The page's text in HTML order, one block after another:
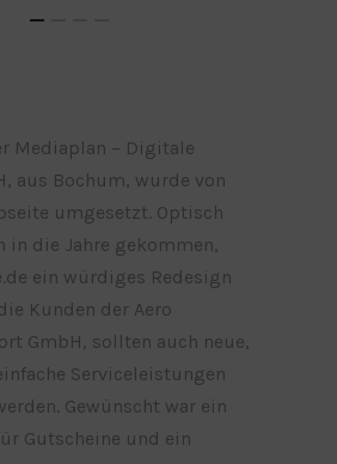
Mediaplan – Digitale
aus Bochum, wurde von
umgesetzt. Optisch
in die Jahre gekommen,
ein würdiges Redesign
Kunden der Aero
GmbH, sollten auch neue,
Serviceleistungen
Gewünscht war ein
Gutscheine und ein